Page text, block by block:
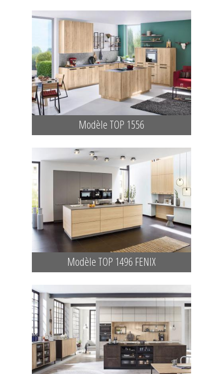
Modèle TOP 1556
Modèle TOP 1496 FENIX